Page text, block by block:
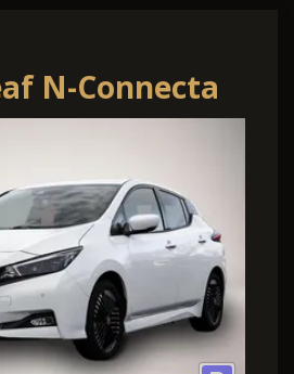
N-Connecta
LED
Ca